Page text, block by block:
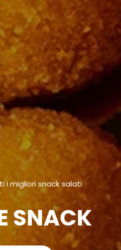
i migliori snack salati
SNACK